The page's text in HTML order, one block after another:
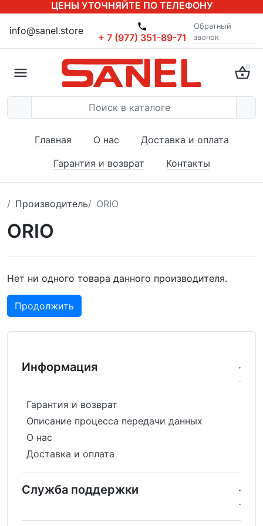
ЦЕНЫ УТОЧНЯЙТЕ ПО ТЕЛЕФОНУ
info@sanel.store
+ 7 (977) 351-89-71
Обратный
звонок
0
Главная О нас
Доставка и оплата
Гарантия и возврат
Контакты
Производитель ORIO
ORIO
Нет ни одного товара данного производителя.
Продолжить
Информация
Гарантия и возврат
Описание процесса передачи данных
О нас
Доставка и оплата
Служба поддержки